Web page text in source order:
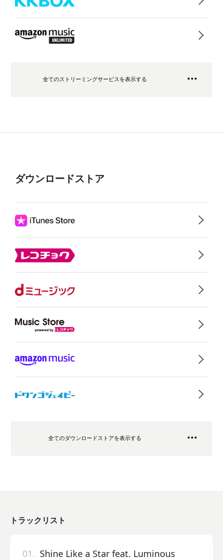
全てのストリーミングサービスを表示する
ダウンロードストア
全てのダウンロードストアを表示する
トラックリスト
01. Shine Like a Star feat. Luminous